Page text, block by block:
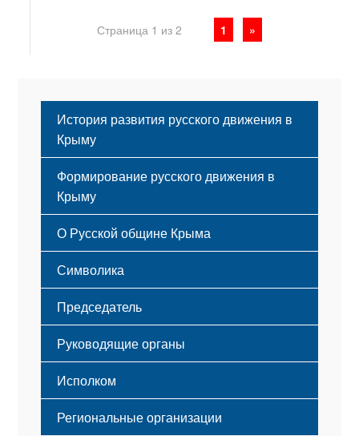
Страница 1 из 2 1 »
История развития русского движения в
Крыму
Формирование русского движения в
Крыму
Русский Крым
О Русской общине Крыма
Этапы становления
Принципы деятельности
Структура
Мероприятия
Символика
Флаг
Герб
Гимн
Председатель
Руководящие органы
Исполком
Региональные организации